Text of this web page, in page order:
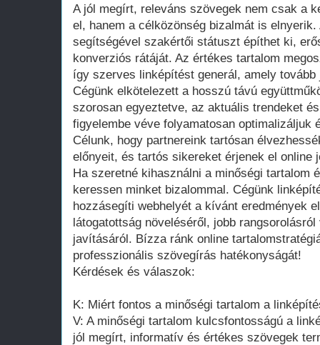
A jól megírt, releváns szövegek nem csak a
el, hanem a célközönség bizalmát is
segítségével szakértői státuszt építhet ki,
konverziós rátáját. Az értékes tartalom
így szerves linképítést generál, amely
Cégünk elkötelezett a hosszú távú
szorosan egyeztetve, az aktuális trendeket
figyelembe véve folyamatosan optimalizáljuk
Célunk, hogy partnereink tartósan
előnyeit, és tartós sikereket érjenek el online
Ha szeretné kihasználni a minőségi tartalom
keressen minket bizalommal. Cégünk
hozzásegíti webhelyét a kívánt eredmények
látogatottság növeléséről, jobb
javításáról. Bízza ránk online
professzionális szövegírás hatékonyságát!
Kérdések és válaszok:
K: Miért fontos a minőségi tartalom a
V: A minőségi tartalom kulcsfontosságú a
jól megírt, informatív és értékes szövegek